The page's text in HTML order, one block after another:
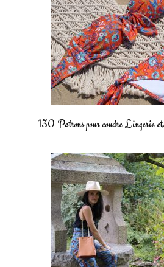
130 Patrons pour coudre Lingerie